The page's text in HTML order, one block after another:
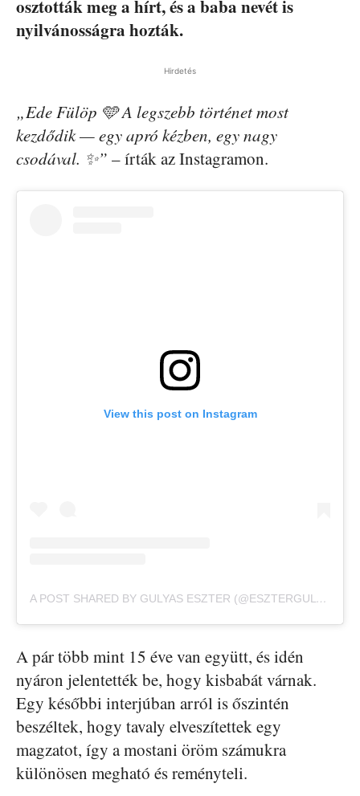
osztották meg a hírt, és a baba nevét is
nyilvánosságra hozták.
Hirdetés
„Ede Fülöp 🩵 A legszebb történet most
kezdődik — egy apró kézben, egy nagy
csodával. ✨” – írták az Instagramon.
View this post on Instagram
A POST SHARED BY GULYAS ESZTER (@ESZTERGULYAS)
A pár több mint 15 éve van együtt, és idén
nyáron jelentették be, hogy kisbabát várnak.
Egy későbbi interjúban arról is őszintén
beszéltek, hogy tavaly elveszítettek egy
magzatot, így a mostani öröm számukra
különösen megható és reményteli.